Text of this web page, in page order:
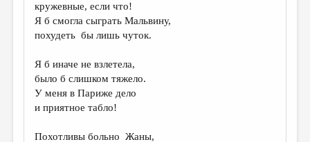
кружевные, если что!
Я б смогла сыграть Мальвину,
похудеть бы лишь чуток.
Я б иначе не взлетела,
было б слишком тяжело.
У меня в Париже дело
и приятное табло!
Похотливы больно Жаны,